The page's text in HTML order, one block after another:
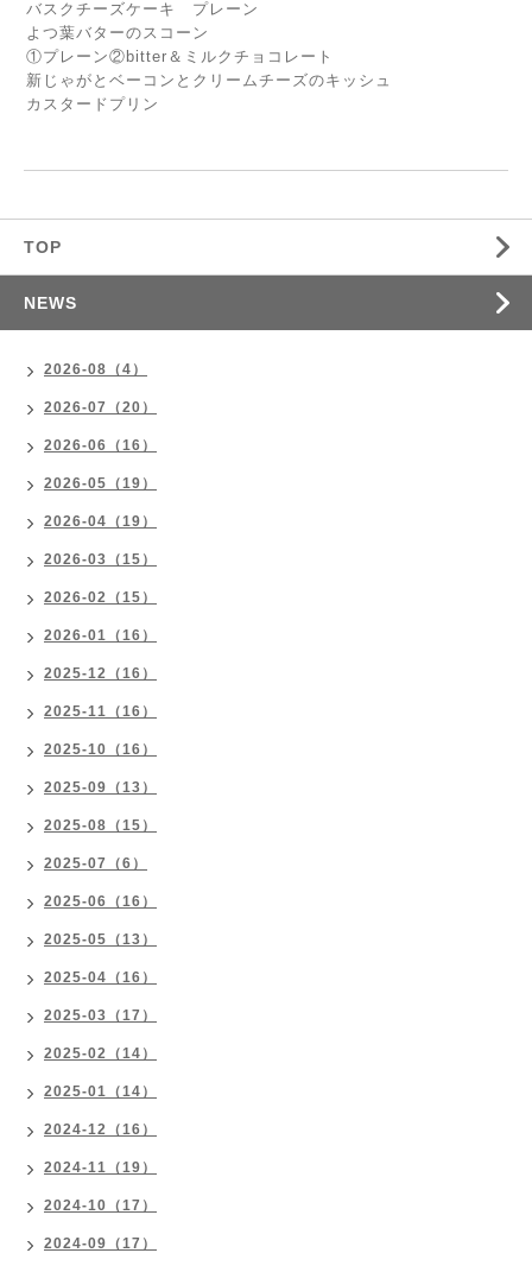
バスクチーズケーキ プレーン
よつ葉バターのスコーン
①プレーン②bitter＆ミルクチョコレート
新じゃがとベーコンとクリームチーズのキッシュ
カスタードプリン
TOP
NEWS
2026-08（4）
2026-07（20）
2026-06（16）
2026-05（19）
2026-04（19）
2026-03（15）
2026-02（15）
2026-01（16）
2025-12（16）
2025-11（16）
2025-10（16）
2025-09（13）
2025-08（15）
2025-07（6）
2025-06（16）
2025-05（13）
2025-04（16）
2025-03（17）
2025-02（14）
2025-01（14）
2024-12（16）
2024-11（19）
2024-10（17）
2024-09（17）